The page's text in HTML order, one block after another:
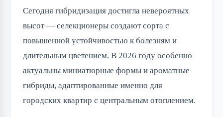
Сегодня гибридизация достигла невероятных
высот — селекционеры создают сорта с
повышенной устойчивостью к болезням и
длительным цветением. В 2026 году особенно
актуальны миниатюрные формы и ароматные
гибриды, адаптированные именно для
городских квартир с центральным отоплением.